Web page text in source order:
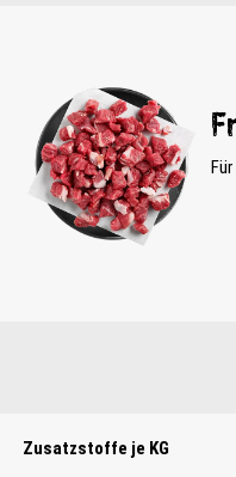
Zusatzstoffe je KG